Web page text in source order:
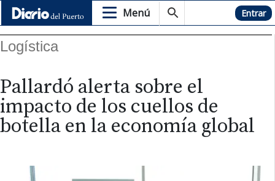
Menú Hemeroteca Entrar
Logística
Pallardó alerta sobre el
impacto de los cuellos de
botella en la economía global